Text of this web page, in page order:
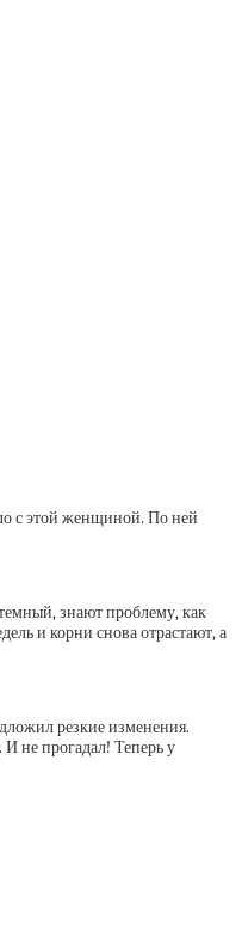
с этой женщиной. По ней
знают проблему, как
и корни снова отрастают, а
резкие изменения.
не прогадал! Теперь у